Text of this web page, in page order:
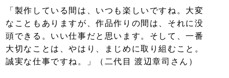
「製作している間は、いつも楽しいですね。大変
なこともありますが、作品作りの間は、それに没
頭できる。いい仕事だと思います。そして、一番
大切なことは、やはり、まじめに取り組むこと。
誠実な仕事ですね。」（二代目 渡辺章司さん）